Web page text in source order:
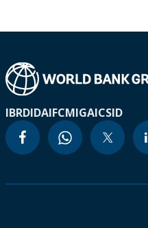
IBRDIDAIFCMIGAICSID